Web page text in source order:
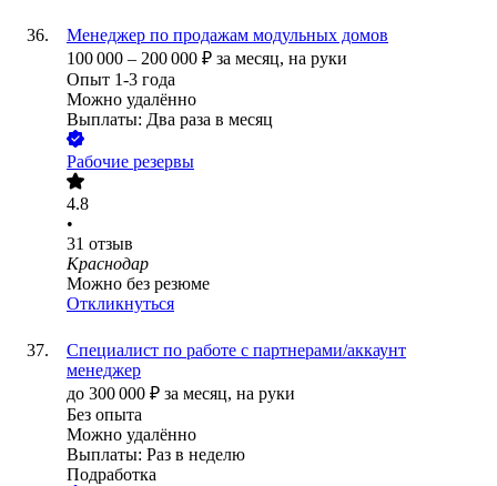
Менеджер по продажам модульных домов
100 000 – 200 000 ₽ за месяц, на руки
Опыт 1-3 года
Можно удалённо
Выплаты: Два раза в месяц
Рабочие резервы
4.8
•
31 отзыв
Краснодар
Можно без резюме
Откликнуться
Специалист по работе с партнерами/аккаунт
менеджер
до 300 000 ₽ за месяц, на руки
Без опыта
Можно удалённо
Выплаты: Раз в неделю
Подработка